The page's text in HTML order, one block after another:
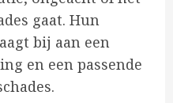
gaat. Hun
bij aan een
en een passende